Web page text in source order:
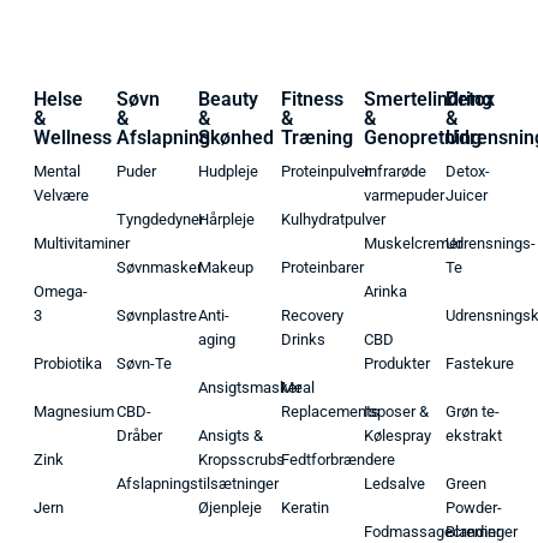
Helse
&
Wellness
Mental
Velvære
Multivitaminer
Omega-
3
Probiotika
Magnesium
Zink
Jern
Søvn
&
Afslapning
Puder
Tyngdedyner
Søvnmasker
Søvnplastre
Søvn-Te
CBD-
Dråber
Afslapningstilsætninger
Beauty
&
Skønhed
Hudpleje
Hårpleje
Makeup
Anti-
aging
Ansigtsmasker
Ansigts &
Kropsscrubs
Øjenpleje
Fitness
&
Træning
Proteinpulver
Kulhydratpulver
Proteinbarer
Recovery
Drinks
Meal
Replacements
Fedtforbrændere
Keratin
Smertelindring
&
Genopretning
Infrarøde
varmepuder
Muskelcremer
Arinka
CBD
Produkter
Isposer &
Kølespray
Ledsalve
Fodmassagecremer
Detox
&
Detox-
Juicer
Udrensnings-
Te
Fastekure
Grøn te-
ekstrakt
Green
Powder-
Blandinger